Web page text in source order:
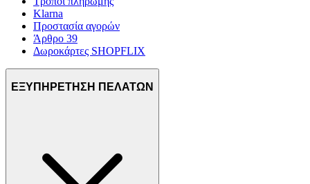
Klarna
Προστασία αγορών
Άρθρο 39
Δωροκάρτες SHOPFLIX
ΕΞΥΠΗΡΕΤΗΣΗ ΠΕΛΑΤΩΝ